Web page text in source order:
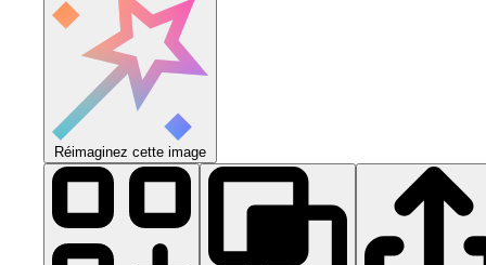
Réimaginez cette image